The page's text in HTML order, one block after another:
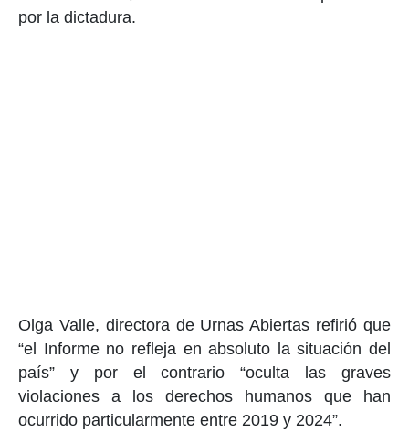
por la dictadura.
Olga Valle, directora de Urnas Abiertas refirió que
“el Informe no refleja en absoluto la situación del
país” y por el contrario “oculta las graves
violaciones a los derechos humanos que han
ocurrido particularmente entre 2019 y 2024”.